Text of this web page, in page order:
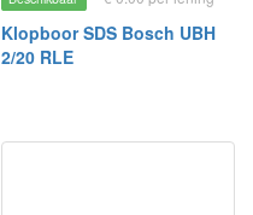
Klopboor SDS Bosch UBH
2/20 RLE